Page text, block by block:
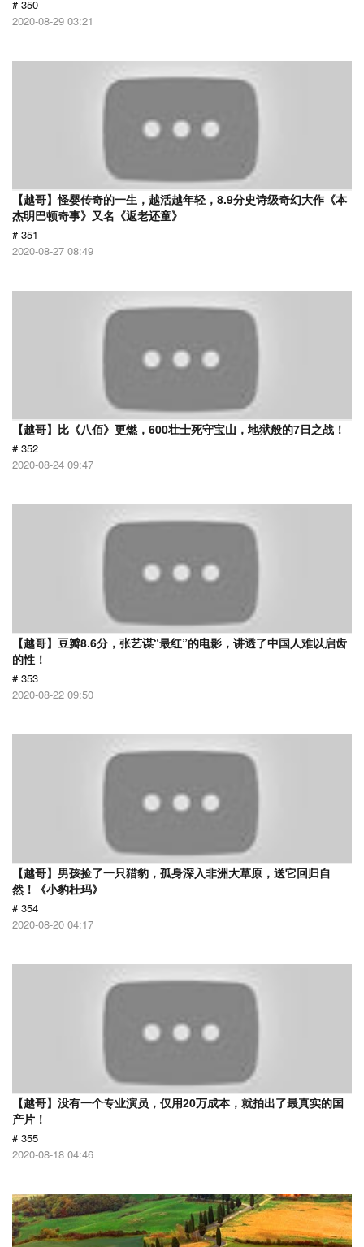
# 350
2020-08-29 03:21
【越哥】怪婴传奇的一生，越活越年轻，8.9分史诗级奇幻大作《本
杰明巴顿奇事》又名《返老还童》
# 351
2020-08-27 08:49
【越哥】比《八佰》更燃，600壮士死守宝山，地狱般的7日之战！
# 352
2020-08-24 09:47
【越哥】豆瓣8.6分，张艺谋“最红”的电影，讲透了中国人难以启齿
的性！
# 353
2020-08-22 09:50
【越哥】男孩捡了一只猎豹，孤身深入非洲大草原，送它回归自
然！《小豹杜玛》
# 354
2020-08-20 04:17
【越哥】没有一个专业演员，仅用20万成本，就拍出了最真实的国
产片！
# 355
2020-08-18 04:46